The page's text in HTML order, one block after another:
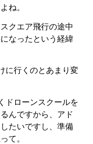
ね。
クエア飛行の途中
なったという経緯
に行くのとあまり変
ドローンスクールを
んですから、アド
たいですし、準備
て。